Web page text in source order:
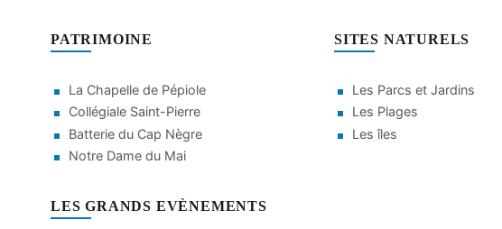
PATRIMOINE
La Chapelle de Pépiole
Collégiale Saint-Pierre
Batterie du Cap Nègre
Notre Dame du Mai
SITES NATURELS
Les Parcs et Jardins
Les Plages
Les îles
LES GRANDS EVÈNEMENTS